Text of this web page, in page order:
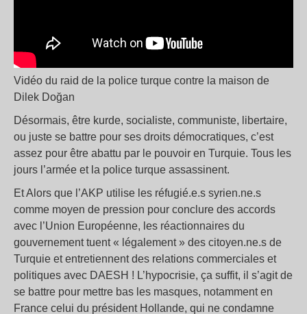
Vidéo du raid de la police turque contre la maison de
Dilek Doğan
Désormais, être kurde, socialiste, communiste, libertaire,
ou juste se battre pour ses droits démocratiques, c’est
assez pour être abattu par le pouvoir en Turquie. Tous les
jours l’armée et la police turque assassinent.
Et Alors que l’AKP utilise les réfugié.e.s syrien.ne.s
comme moyen de pression pour conclure des accords
avec l’Union Européenne, les réactionnaires du
gouvernement tuent « légalement » des citoyen.ne.s de
Turquie et entretiennent des relations commerciales et
politiques avec DAESH ! L’hypocrisie, ça suffit, il s’agit de
se battre pour mettre bas les masques, notamment en
France celui du président Hollande, qui ne condamne